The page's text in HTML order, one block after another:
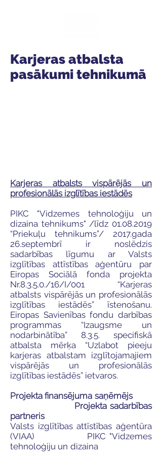
Karjeras atbalsta
pasākumi tehnikumā
Karjeras atbalsts vispārējās un
profesionālās izglītības iestādēs
PIKC "Vidzemes tehnoloģiju un
dizaina tehnikums" /līdz 01.08.2019
“Priekuļu tehnikums”/ 2017.gada
26.septembrī ir noslēdzis
sadarbības līgumu ar Valsts
izglītības attīstības aģentūru par
Eiropas Sociālā fonda projekta
Nr.8.3.5.0./16/I/001 “Karjeras
atbalsts vispārējās un profesionālās
izglītības iestādēs” īstenošanu.
Eiropas Savienības fondu darbības
programmas “Izaugsme un
nodarbinātība” 8.3.5. specifiskā
atbalsta mērķa “Uzlabot pieeju
karjeras atbalstam izglītojamajiem
vispārējās un profesionālās
izglītības iestādēs” ietvaros.
Projekta finansējuma saņēmējs
Projekta sadarbības
partneris
Valsts izglītības attīstības aģentūra
(VIAA)
PIKC "Vidzemes
tehnoloģiju un dizaina